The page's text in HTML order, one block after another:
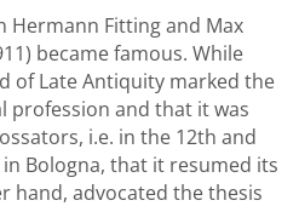
Hermann Fitting and Max
became famous. While
of Late Antiquity marked the
profession and that it was
i.e. in the 12th and
Bologna, that it resumed its
hand, advocated the thesis